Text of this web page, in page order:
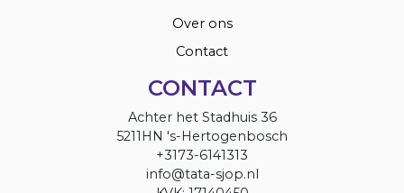
Over ons
Contact
CONTACT
Achter het Stadhuis 36
5211HN 's-Hertogenbosch
+3173-6141313
info@tata-sjop.nl